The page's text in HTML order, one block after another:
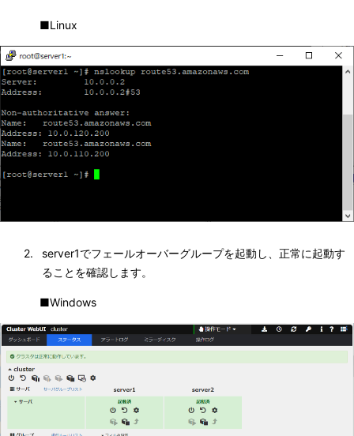
■Linux
2.
server1でフェールオーバーグループを起動し、正常に起動す
ることを確認します。
■Windows